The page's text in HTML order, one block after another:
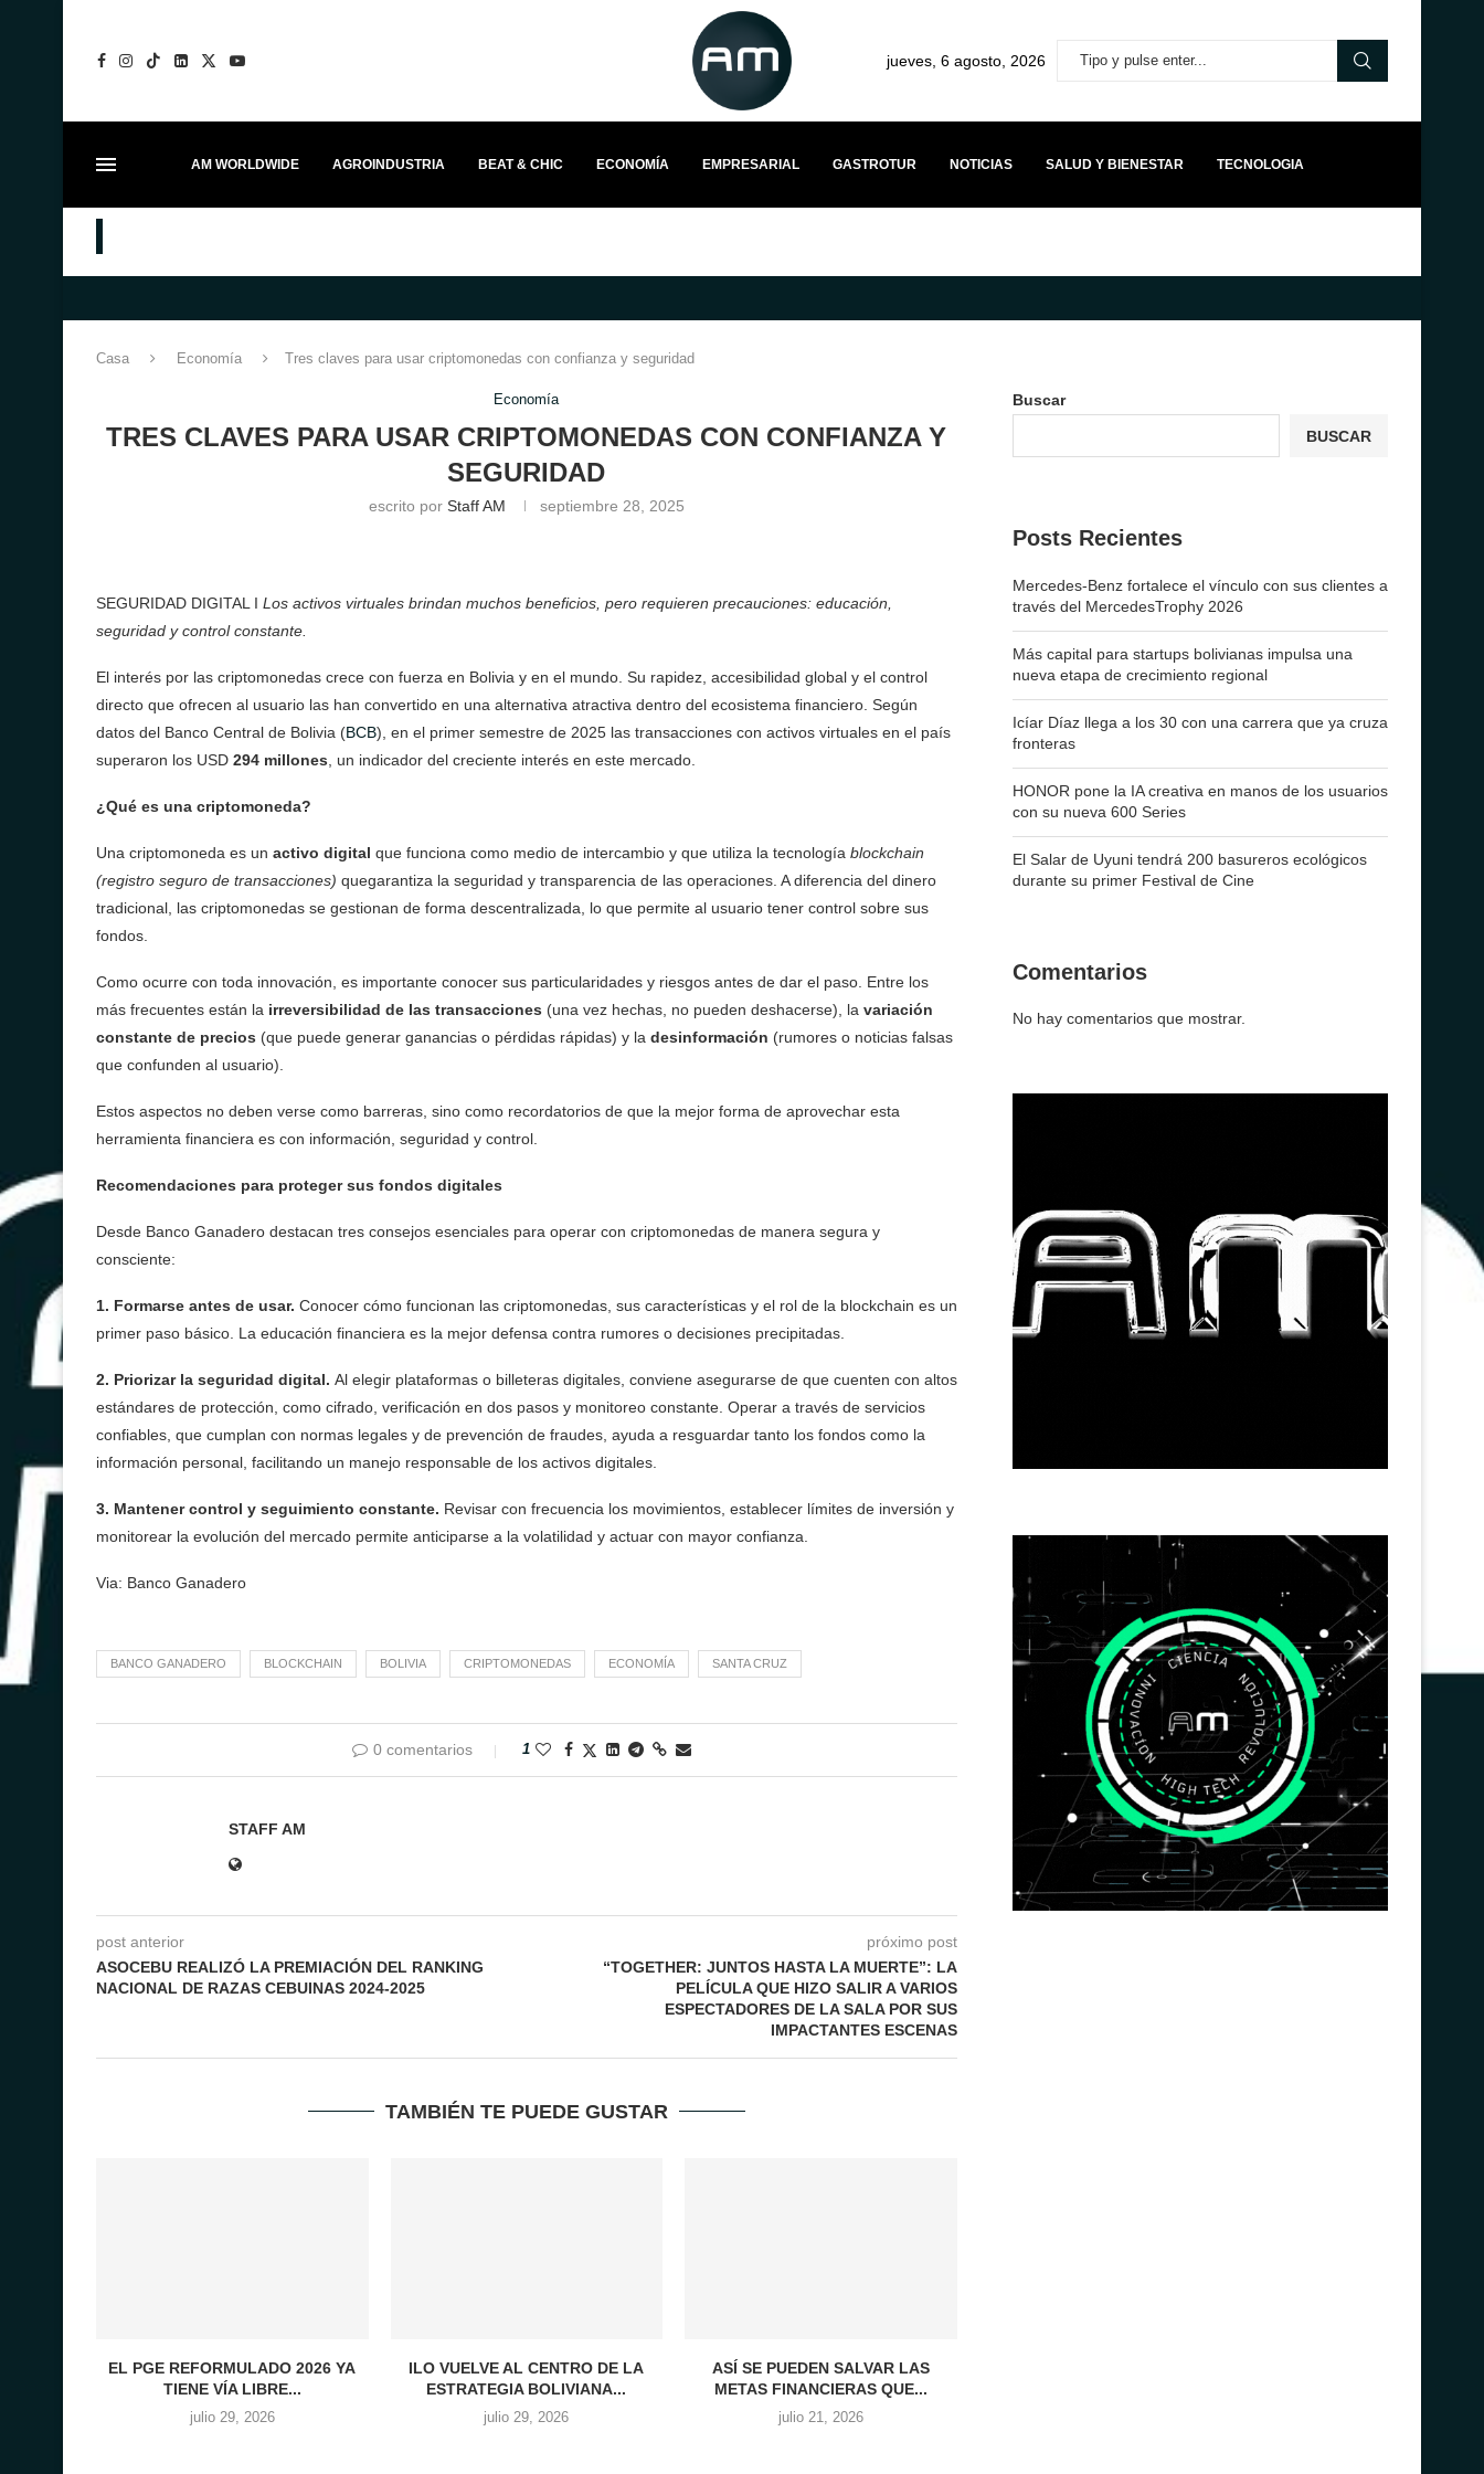
jueves, 6 agosto, 2026
AM WORLDWIDE AGROINDUSTRIA BEAT & CHIC ECONOMÍA EMPRESARIAL GASTROTUR NOTICIAS SALUD Y BIENESTAR TECNOLOGIA
Casa Economía Tres claves para usar criptomonedas con confianza y seguridad
Economía
TRES CLAVES PARA USAR CRIPTOMONEDAS CON CONFIANZA Y
SEGURIDAD
escrito por Staff AM septiembre 28, 2025
SEGURIDAD DIGITAL I Los activos virtuales brindan muchos beneficios, pero requieren precauciones: educación,
seguridad y control constante.
El interés por las criptomonedas crece con fuerza en Bolivia y en el mundo. Su rapidez, accesibilidad global y el control
directo que ofrecen al usuario las han convertido en una alternativa atractiva dentro del ecosistema financiero. Según
datos del Banco Central de Bolivia (BCB), en el primer semestre de 2025 las transacciones con activos virtuales en el país
superaron los USD 294 millones , un indicador del creciente interés en este mercado.
¿Qué es una criptomoneda?
Una criptomoneda es un activo digital que funciona como medio de intercambio y que utiliza la tecnología blockchain
(registro seguro de transacciones) quegarantiza la seguridad y transparencia de las operaciones. A diferencia del dinero
tradicional, las criptomonedas se gestionan de forma descentralizada, lo que permite al usuario tener control sobre sus
fondos.
Como ocurre con toda innovación, es importante conocer sus particularidades y riesgos antes de dar el paso. Entre los
más frecuentes están la irreversibilidad de las transacciones (una vez hechas, no pueden deshacerse), la variación
constante de precios (que puede generar ganancias o pérdidas rápidas) y la desinformación (rumores o noticias falsas
que confunden al usuario).
Estos aspectos no deben verse como barreras, sino como recordatorios de que la mejor forma de aprovechar esta
herramienta financiera es con información, seguridad y control.
Recomendaciones para proteger sus fondos digitales
Desde Banco Ganadero destacan tres consejos esenciales para operar con criptomonedas de manera segura y
consciente:
1. Formarse antes de usar. Conocer cómo funcionan las criptomonedas, sus características y el rol de la blockchain es un
primer paso básico. La educación financiera es la mejor defensa contra rumores o decisiones precipitadas.
2. Priorizar la seguridad digital. Al elegir plataformas o billeteras digitales, conviene asegurarse de que cuenten con altos
estándares de protección, como cifrado, verificación en dos pasos y monitoreo constante. Operar a través de servicios
confiables, que cumplan con normas legales y de prevención de fraudes, ayuda a resguardar tanto los fondos como la
información personal, facilitando un manejo responsable de los activos digitales.
3. Mantener control y seguimiento constante. Revisar con frecuencia los movimientos, establecer límites de inversión y
monitorear la evolución del mercado permite anticiparse a la volatilidad y actuar con mayor confianza.
Via: Banco Ganadero
BANCO GANADERO BLOCKCHAIN BOLIVIA CRIPTOMONEDAS ECONOMÍA SANTA CRUZ
0 comentarios 1
STAFF AM
post anterior
ASOCEBU REALIZÓ LA PREMIACIÓN DEL RANKING
NACIONAL DE RAZAS CEBUINAS 2024-2025
próximo post
“TOGETHER: JUNTOS HASTA LA MUERTE”: LA
PELÍCULA QUE HIZO SALIR A VARIOS
ESPECTADORES DE LA SALA POR SUS
IMPACTANTES ESCENAS
TAMBIÉN TE PUEDE GUSTAR
EL PGE REFORMULADO 2026 YA
TIENE VÍA LIBRE...
julio 29, 2026
ILO VUELVE AL CENTRO DE LA
ESTRATEGIA BOLIVIANA...
julio 29, 2026
ASÍ SE PUEDEN SALVAR LAS
METAS FINANCIERAS QUE...
julio 21, 2026
Buscar
BUSCAR
Posts Recientes
Mercedes-Benz fortalece el vínculo con sus clientes a
través del MercedesTrophy 2026
Más capital para startups bolivianas impulsa una
nueva etapa de crecimiento regional
Icíar Díaz llega a los 30 con una carrera que ya cruza
fronteras
HONOR pone la IA creativa en manos de los usuarios
con su nueva 600 Series
El Salar de Uyuni tendrá 200 basureros ecológicos
durante su primer Festival de Cine
Comentarios
No hay comentarios que mostrar.